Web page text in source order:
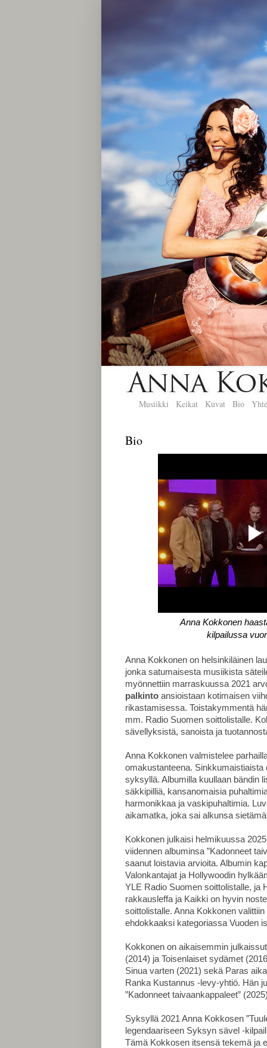
Musiikki Keikat Kuvat Bio
Bio
Anna Kokkonen
kilpailussa
Anna Kokkonen on helsinkiläinen
jonka satumaisesta musiikista
myönnettiin marraskuussa 2021
palkinto ansioistaan kotimaisen
rikastamisessa. Toistakymmentä
mm. Radio Suomen soittolistalle.
sävellyksistä, sanoista ja
Anna Kokkonen valmistelee
omakustanteena. Sinkkumaistiaista
syksyllä. Albumilla kuullaan bändin
säkkipilliä, kansanomaisia
harmonikkaa ja vaskipuhaltimia.
aikamatka, joka sai alkunsa
Kokkonen julkaisi helmikuussa
viidennen albuminsa ”Kadonneet
saanut loistavia arvioita. Albumin
Valonkantajat ja Hollywoodin
YLE Radio Suomen soittolistalle, ja
rakkausleffa ja Kaikki on hyvin
soittolistalle. Anna Kokkonen
ehdokkaaksi kategoriassa Vuoden
Kokkonen on aikaisemmin
(2014) ja Toisenlaiset sydämet
Sinua varten (2021) sekä Paras
Ranka Kustannus -levy-yhtiö. Hän
”Kadonneet taivaankappaleet”
Syksyllä 2021 Anna Kokkosen
legendaariseen Syksyn sävel -
Tämä Kokkosen itsensä tekemä ja